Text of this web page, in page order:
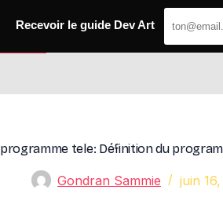
programme tele: Définition du
Gondran Sammie juin
Recevoir le guide Dev Art